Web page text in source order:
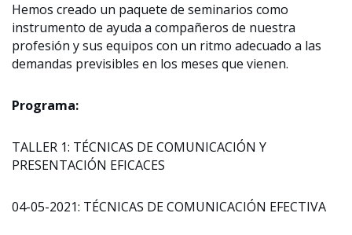
Hemos creado un paquete de seminarios como
instrumento de ayuda a compañeros de nuestra
profesión y sus equipos con un ritmo adecuado a las
demandas previsibles en los meses que vienen.
Programa:
TALLER 1: TÉCNICAS DE COMUNICACIÓN Y
PRESENTACIÓN EFICACES
04-05-2021: TÉCNICAS DE COMUNICACIÓN EFECTIVA